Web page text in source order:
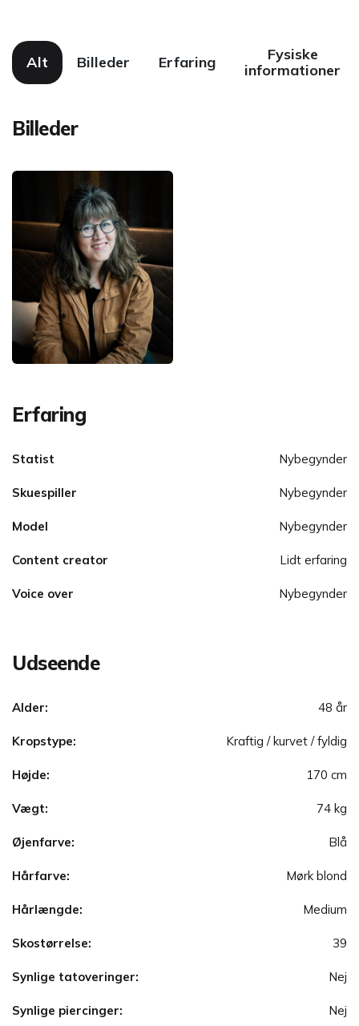
Alt Billeder Erfaring
Fysiske
informationer
Billeder
Erfaring
Statist Nybegynder
Skuespiller Nybegynder
Model Nybegynder
Content creator Lidt erfaring
Voice over Nybegynder
Udseende
Alder: 48 år
Kropstype: Kraftig / kurvet / fyldig
Højde: 170 cm
Vægt: 74 kg
Øjenfarve: Blå
Hårfarve: Mørk blond
Hårlængde: Medium
Skostørrelse: 39
Synlige tatoveringer: Nej
Synlige piercinger: Nej